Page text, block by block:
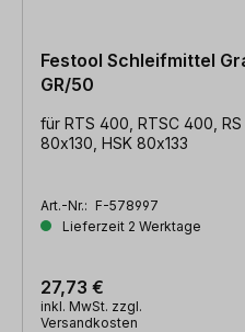
Festool Schleifmittel
GR/50
für RTS 400, RTSC 400, RS
80x130, HSK 80x133
Art.-Nr.: F-578997
Lieferzeit 2 Werktage
27,73 €
inkl. MwSt. zzgl.
Versandkosten